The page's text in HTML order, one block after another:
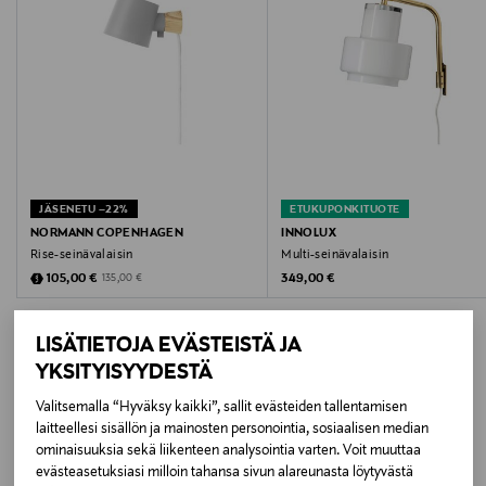
LISÄTIETOJA EVÄSTEISTÄ JA
YKSITYISYYDESTÄ
Valitsemalla “Hyväksy kaikki”, sallit evästeiden tallentamisen
laitteellesi sisällön ja mainosten personointia, sosiaalisen median
ominaisuuksia sekä liikenteen analysointia varten. Voit muuttaa
evästeasetuksiasi milloin tahansa sivun alareunasta löytyvästä
Valonlähde
E27 max 75 W
Väri
MUSTA
Koko
205 x 35 x 85 cm
JÄSENETU –22%
NORMANN COPENHAGEN
Rise-seinävalaisin
Discounted Price
105,00 € Original Price
135,00 €
ETUKUPONKITUOTE
INNOLUX
Multi-seinävalaisin
Original Price
349,00 €
LISÄÄ KIINNOSTAVIA
TUOTTEITA